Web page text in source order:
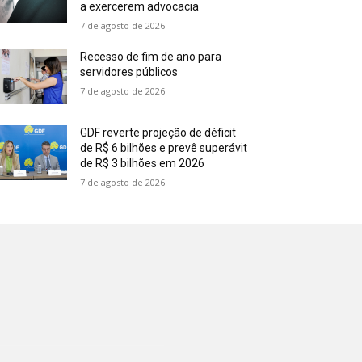
a exercerem advocacia
7 de agosto de 2026
Recesso de fim de ano para
servidores públicos
7 de agosto de 2026
GDF reverte projeção de déficit
de R$ 6 bilhões e prevê superávit
de R$ 3 bilhões em 2026
7 de agosto de 2026